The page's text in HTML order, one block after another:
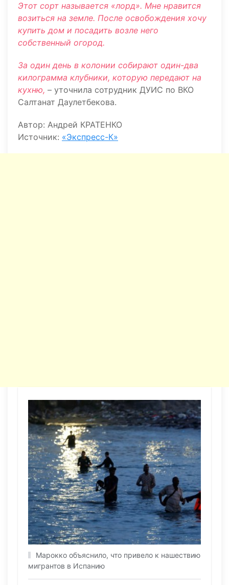
Этот сорт называется «лорд». Мне нравится
возиться на земле. После освобождения хочу
купить дом и посадить возле него
собственный огород.
За один день в колонии собирают один-два
килограмма клубники, которую передают на
кухню, – уточнила сотрудник ДУИС по ВКО
Салтанат Даулетбекова.
Автор: Андрей КРАТЕНКО
Источник: «Экспресс-К»
Марокко объяснило, что привело к нашествию
мигрантов в Испанию